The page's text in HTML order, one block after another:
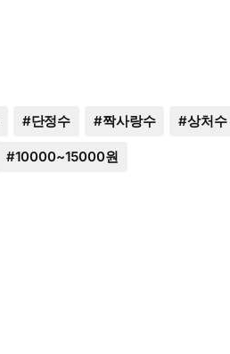
#단정수 #짝사랑수 #상처수
#10000~15000원